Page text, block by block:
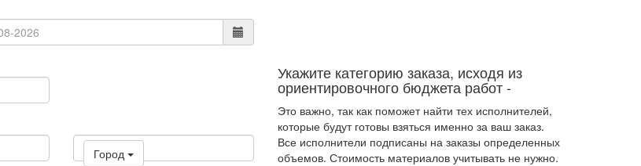
Город
Укажите категорию заказа, исходя из
ориентировочного бюджета работ-
Это важно, так как поможет найти тех исполнителей,
которые будут готовы взяться именно за ваш заказ.
Все исполнители подписаны на заказы определенных
объемов. Стоимость материалов учитывать не нужно.